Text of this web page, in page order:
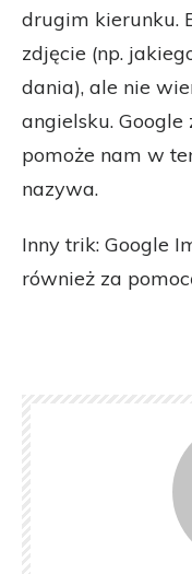
drugim kierunku.
zdjęcie (np.
dania), ale nie
angielsku.
pomoże nam w
nazywa.
Inny trik: Google
również za